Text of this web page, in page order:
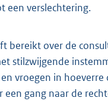
een verslechtering.
bereikt over de
stilzwijgende
vroegen in
gang naar de